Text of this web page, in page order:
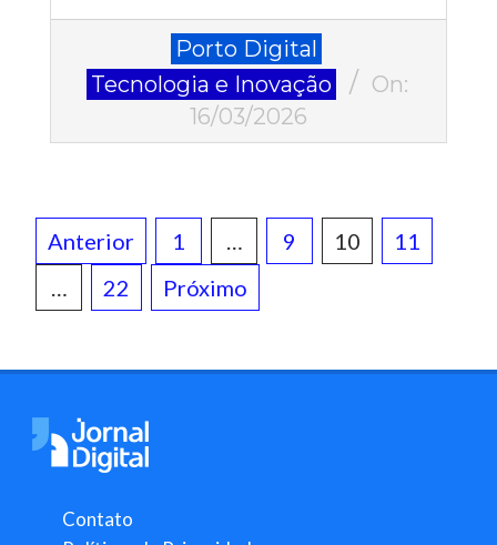
Porto Digital
Tecnologia e Inovação
On:
16/03/2026
Paginação
de
Anterior 1 … 9 10
11
…
22 Próximo
Contato